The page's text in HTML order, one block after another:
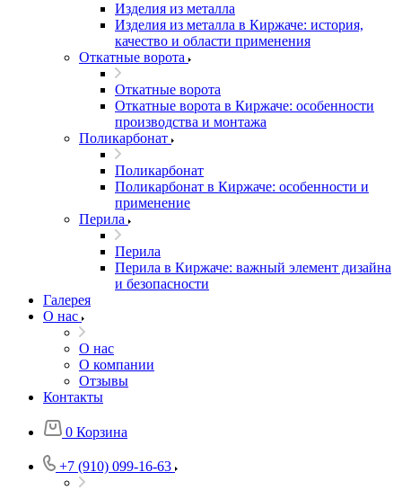
Изделия из металла
Изделия из металла в Киржаче: история,
качество и области применения
Откатные ворота
Откатные ворота
Откатные ворота в Киржаче: особенности
производства и монтажа
Поликарбонат
Поликарбонат
Поликарбонат в Киржаче: особенности и
применение
Перила
Перила
Перила в Киржаче: важный элемент дизайна
и безопасности
Галерея
О нас
О нас
О компании
Отзывы
Контакты
0 Корзина
+7 (910) 099-16-63